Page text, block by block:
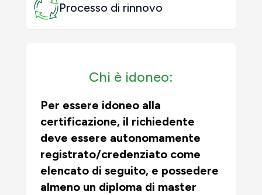
Processo di rinnovo
Chi è idoneo:
Per essere idoneo alla
certificazione, il richiedente
deve essere autonomamente
registrato/credenziato come
elencato di seguito, e possedere
almeno un diploma di master